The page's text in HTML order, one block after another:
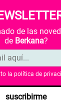
de las
de Berkana?
la política de
suscribirme